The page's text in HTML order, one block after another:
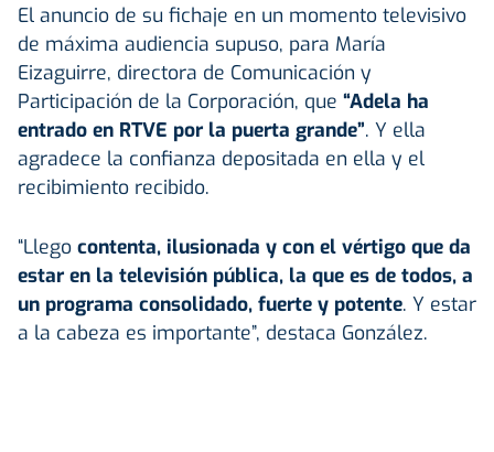
El anuncio de su fichaje en un momento televisivo
de máxima audiencia supuso, para María
Eizaguirre, directora de Comunicación y
Participación de la Corporación, que “Adela ha
entrado en RTVE por la puerta grande”. Y ella
agradece la confianza depositada en ella y el
recibimiento recibido.
“Llego contenta, ilusionada y con el vértigo que da
estar en la televisión pública, la que es de todos, a
un programa consolidado, fuerte y potente. Y estar
a la cabeza es importante”, destaca González.